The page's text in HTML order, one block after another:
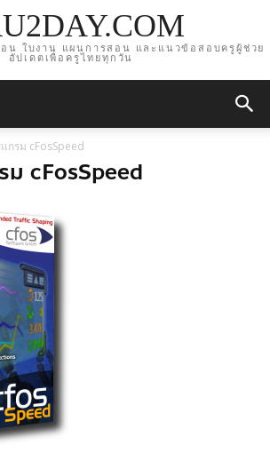
น ใบงาน แผนการสอน และแนวข้อสอบครูผู้ช่วย
อัปเดตเพื่อครูไทยทุกวัน
กรม cFosSpeed
ม cFosSpeed